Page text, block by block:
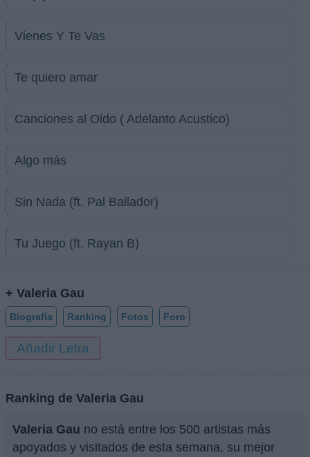
Vienes Y Te Vas
Te quiero amar
Canciones al Oido ( Adelanto Acustico)
Algo más
Sin Nada (ft. Pal Bailador)
Tu Juego (ft. Rayan B)
+ Valeria Gau
Biografía Ranking Fotos Foro
Añadir Letra
Ranking de Valeria Gau
Valeria Gau no está entre los 500 artistas más
apoyados y visitados de esta semana, su mejor